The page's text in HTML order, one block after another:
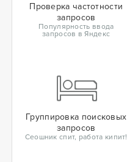
Проверка частотности
запросов
Популярность ввода
запросов в Яндекс
Группировка поисковых
запросов
Сеошник спит, работа кипит!